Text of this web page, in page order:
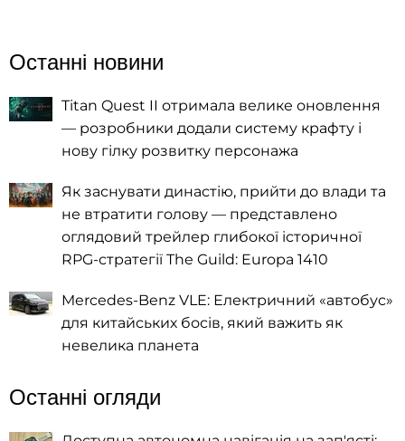
Останні новини
Titan Quest II отримала велике оновлення
— розробники додали систему крафту і
нову гілку розвитку персонажа
Як заснувати династію, прийти до влади та
не втратити голову — представлено
оглядовий трейлер глибокої історичної
RPG-стратегії The Guild: Europa 1410
Mercedes-Benz VLE: Електричний «автобус»
для китайських босів, який важить як
невелика планета
Останні огляди